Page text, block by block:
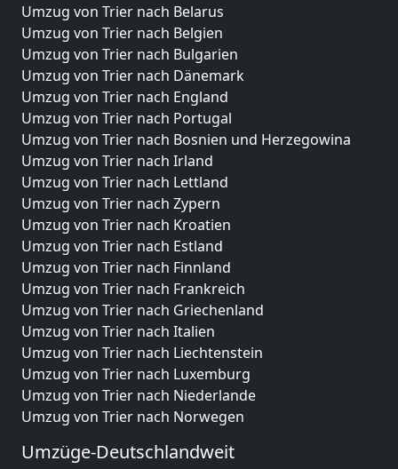
Umzug von Trier nach Belarus
Umzug von Trier nach Belgien
Umzug von Trier nach Bulgarien
Umzug von Trier nach Dänemark
Umzug von Trier nach England
Umzug von Trier nach Portugal
Umzug von Trier nach Bosnien und Herzegowina
Umzug von Trier nach Irland
Umzug von Trier nach Lettland
Umzug von Trier nach Zypern
Umzug von Trier nach Kroatien
Umzug von Trier nach Estland
Umzug von Trier nach Finnland
Umzug von Trier nach Frankreich
Umzug von Trier nach Griechenland
Umzug von Trier nach Italien
Umzug von Trier nach Liechtenstein
Umzug von Trier nach Luxemburg
Umzug von Trier nach Niederlande
Umzug von Trier nach Norwegen
Umzüge-Deutschlandweit